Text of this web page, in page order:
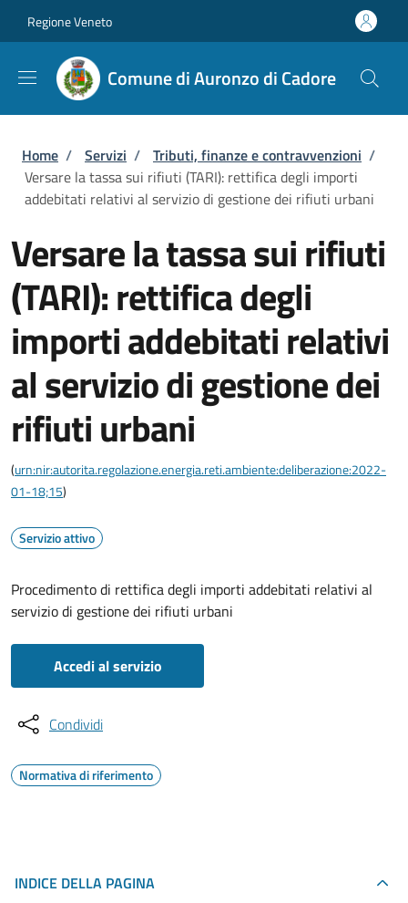
Regione Veneto
Comune di Auronzo di Cadore
Briciole di pane
Home / Servizi / Tributi, finanze e contravvenzioni /
Versare la tassa sui rifiuti (TARI): rettifica degli importi
addebitati relativi al servizio di gestione dei rifiuti urbani
Versare la tassa sui rifiuti
(TARI): rettifica degli
importi addebitati relativi
al servizio di gestione dei
rifiuti urbani
(urn:nir:autorita.regolazione.energia.reti.ambiente:deliberazione:2022-
01-18;15)
Servizio attivo
Procedimento di rettifica degli importi addebitati relativi al
servizio di gestione dei rifiuti urbani
Accedi al servizio
Condividi
Normativa di riferimento
INDICE DELLA PAGINA